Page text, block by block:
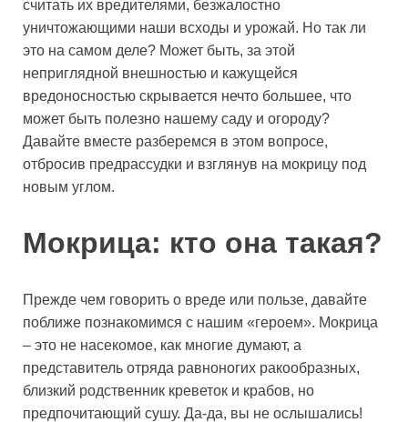
считать их вредителями, безжалостно
уничтожающими наши всходы и урожай. Но так ли
это на самом деле? Может быть, за этой
неприглядной внешностью и кажущейся
вредоносностью скрывается нечто большее, что
может быть полезно нашему саду и огороду?
Давайте вместе разберемся в этом вопросе,
отбросив предрассудки и взглянув на мокрицу под
новым углом.
Мокрица: кто она такая?
Прежде чем говорить о вреде или пользе, давайте
поближе познакомимся с нашим «героем». Мокрица
– это не насекомое, как многие думают, а
представитель отряда равноногих ракообразных,
близкий родственник креветок и крабов, но
предпочитающий сушу. Да-да, вы не ослышались!